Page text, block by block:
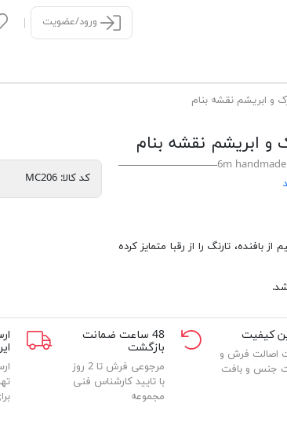
ورود/عضویت
6m
بافنده، تارنگ را از رقبا متمایز کرده
شد.
کد کالا: MC206
کیفیت
اصالت فرش و
جنس و بافت
48 ساعت ضمانت
بازگشت
مرجوعی فرش تا 2 روز
با تایید کارشناس فنی
مجموعه